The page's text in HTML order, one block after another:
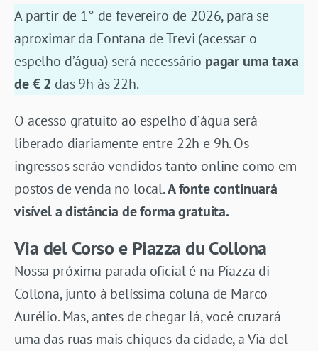
A partir de 1° de fevereiro de 2026, para se
aproximar da Fontana de Trevi (acessar o
espelho d’água) será necessário pagar uma taxa
de € 2 das 9h às 22h.
O acesso gratuito ao espelho d’água será
liberado diariamente entre 22h e 9h. Os
ingressos serão vendidos tanto online como em
postos de venda no local.A fonte continuará
visível a distância de forma gratuita.
Via del Corso e Piazza du Collona
Nossa próxima parada oficial é na Piazza di
Collona, junto à belíssima coluna de Marco
Aurélio. Mas, antes de chegar lá, você cruzará
uma das ruas mais chiques da cidade, a Via del